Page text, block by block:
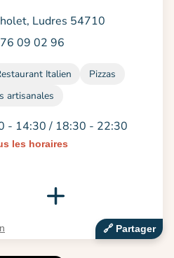
Ludres 54710
09 02 96
Italien
Pizzas
artisanales
- 14:30 / 18:30 - 22:30
les horaires
🔗‍️ Partager